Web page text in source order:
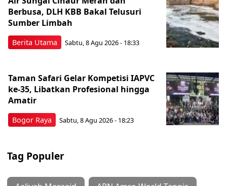
Berita Utama
Berbusa, DLH KBB Bakal Telusuri
Sumber Limbah
Sabtu, 8 Agu 2026 - 18:33
Bogor Raya
Taman Safari Gelar Kompetisi IAPVC
ke-35, Libatkan Profesional hingga
Amatir
Sabtu, 8 Agu 2026 - 18:23
Tag Populer